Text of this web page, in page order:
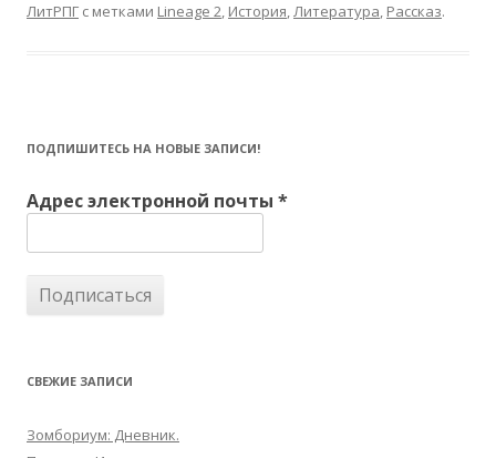
ЛитРПГ с метками Lineage 2, История,Литература, Рассказ.
ПОДПИШИТЕСЬ НА НОВЫЕ ЗАПИСИ!
Адрес электронной почты *
СВЕЖИЕ ЗАПИСИ
Зомбориум: Дневник.